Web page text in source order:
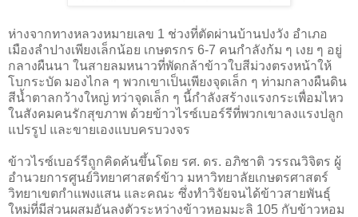
ห่างจากทางหลวงหมายเลข 1 ช่วงที่ตัดผ่านบ้านปงวัง อำเภอ
เมืองลำปางเพียงเล็กน้อย เกษตรกร 6-7 คนกำลังก้ม ๆ เงย ๆ อยู่
กลางผืนนา ในสายลมหนาวที่พัดกล้าข้าวใบสีม่วงตรงหน้าให้
โบกระบัด มองไกล ๆ พวกเขาเป็นเพียงจุดเล็ก ๆ ท่ามกลางผืนดิน
สีน้ำตาลกว้างใหญ่ ทว่าจุดเล็ก ๆ นี้กำลังสร้างแรงกระเพื่อมไหว
ในสังคมคนรักสุขภาพ ด้วยข้าวไรซ์เบอร์รีที่พวกเขาลงแรงปลูก
แปรรูป และขายเองแบบครบวงจร
ข้าวไรซ์เบอร์รีถูกคิดค้นขึ้นโดย รศ. ดร. อภิชาติ วรรณวิจิตร ผู้
อำนวยการศูนย์วิทยาศาสตร์ข้าว มหาวิทยาลัยเกษตรศาสตร์
วิทยาเขตกำแพงแสน และคณะ ซึ่งทำวิจัยจนได้ข้าวสายพันธุ์
ใหม่ที่มีส่วนผสมอันลงตัวระหว่างข้าวหอมมะลิ 105 กับข้าวหอม